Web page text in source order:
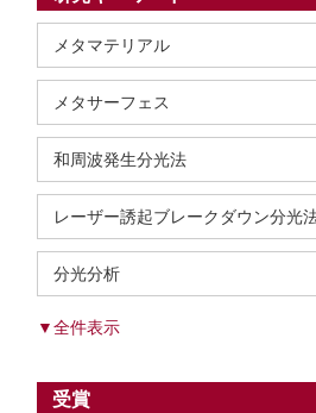
メタマテリアル
メタサーフェス
和周波発生分光法
レーザー誘起ブレークダウン分光
分光分析
▼全件表示
受賞